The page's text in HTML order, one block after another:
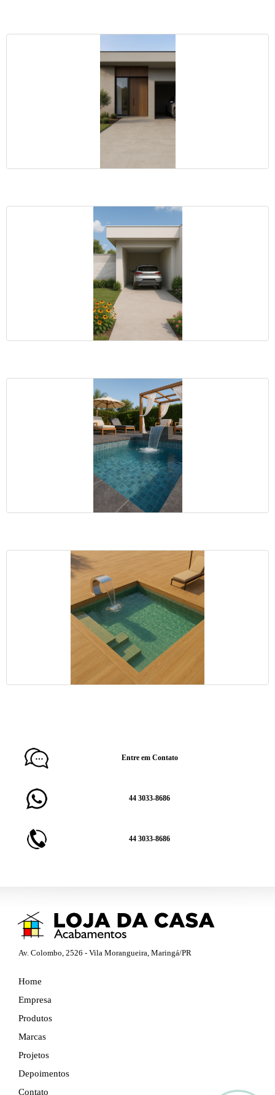
Entre em Contato
44 3033-8686
44 3033-8686
Av. Colombo, 2526 - Vila Morangueira, Maringá/PR
Home
Empresa
Produtos
Marcas
Projetos
Depoimentos
Contato